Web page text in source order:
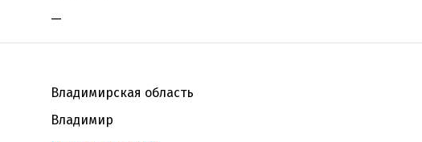
—
Владимирская область
Владимир